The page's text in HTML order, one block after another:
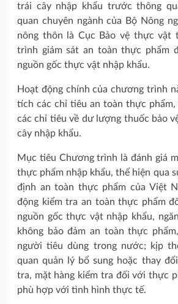
trái cây nhập khẩu trước thông
quan chuyên ngành của Bộ Nông
nông thôn là Cục Bảo vệ thực vật
trình giám sát an toàn thực phẩm
nguồn gốc thực vật nhập khẩu.
Hoạt động chính của chương trình
tích các chỉ tiêu an toàn thực
các chỉ tiêu về dư lượng thuốc bảo
cây nhập khẩu.
Mục tiêu Chương trình là đánh giá
thực phẩm nhập khẩu, thể hiện qua
định an toàn thực phẩm của Việt
động kiểm tra an toàn thực phẩm
nguồn gốc thực vật nhập khẩu,
không bảo đảm an toàn thực
người tiêu dùng trong nước; kịp
quan quản lý bổ sung hoặc thay
tra, mặt hàng kiểm tra đối với thực
phù hợp với tình hình thực tế.